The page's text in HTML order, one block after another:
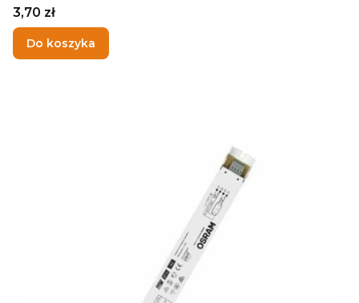
Cena
3,70 zł
Do koszyka